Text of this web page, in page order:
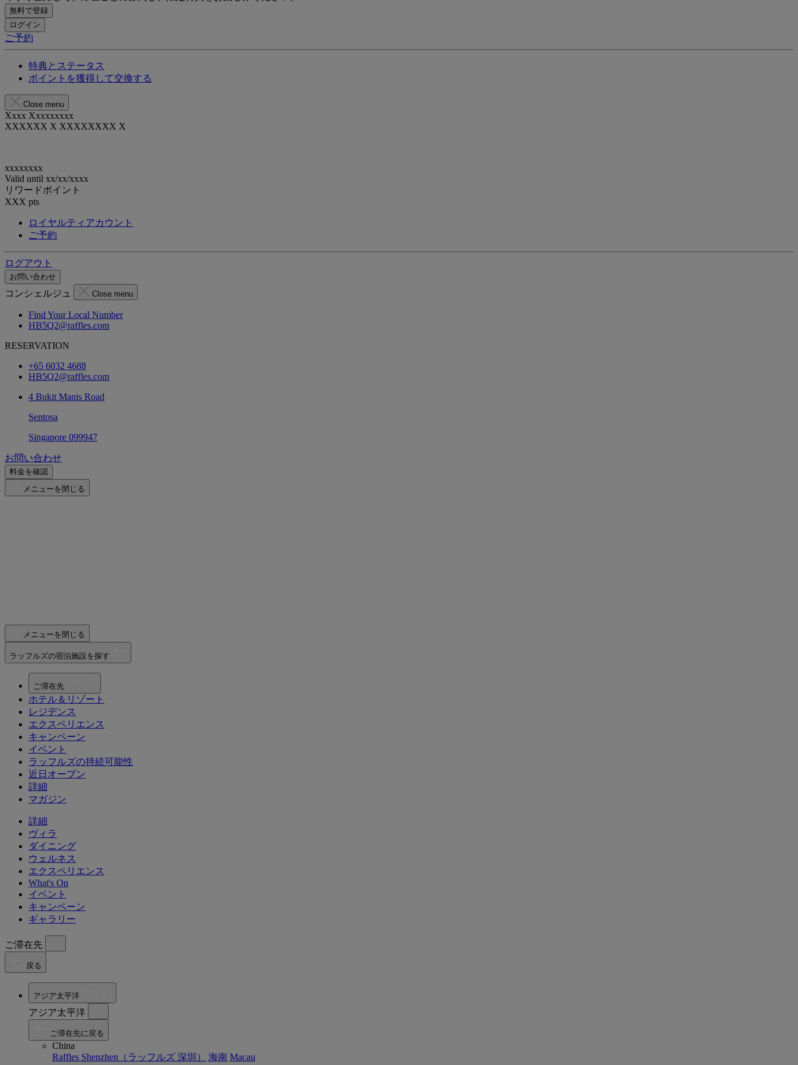
無料で登録
ログイン
ご予約
特典とステータス
ポイントを獲得して交換する
Close menu
Xxxx Xxxxxxxxx
XXXXXX X XXXXXXXX X
xxxxxxxx
Valid until xx/xx/xxxx
リワードポイント
XXX pts
ロイヤルティアカウント
ご予約
ログアウト
お問い合わせ
コンシェルジュ Close menu
Find Your Local Number
HB5Q2@raffles.com
RESERVATION
+65 6032 4688
HB5Q2@raffles.com
4 Bukit Manis Road
Sentosa
Singapore 099947
お問い合わせ
料金を確認
メニューを閉じる
メニューを閉じる
ラッフルズの宿泊施設を探す
ご滞在先
ホテル＆リゾート
レジデンス
エクスペリエンス
キャンペーン
イベント
ラッフルズの持続可能性
近日オープン
詳細
マガジン
詳細
ヴィラ
ダイニング
ウェルネス
エクスペリエンス
What's On
イベント
キャンペーン
ギャラリー
ご滞在先
戻る
アジア太平洋
アジア太平洋
ご滞在先に戻る
China
Raffles Shenzhen（ラッフルズ 深圳）
海南 Macau